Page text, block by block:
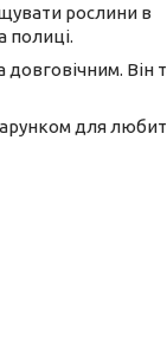
рослини в
полиці.
довговічним. Він
для